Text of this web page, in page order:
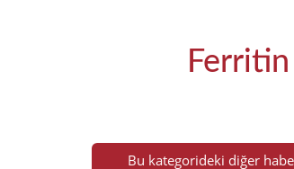
Bu kategorideki diğer